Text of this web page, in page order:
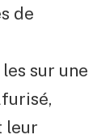
de
sur une
leur